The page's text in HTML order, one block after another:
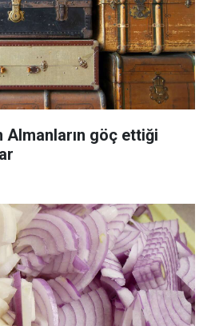
Almanların göç ettiği